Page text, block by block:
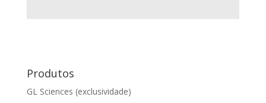
Produtos
GL Sciences (exclusividade)